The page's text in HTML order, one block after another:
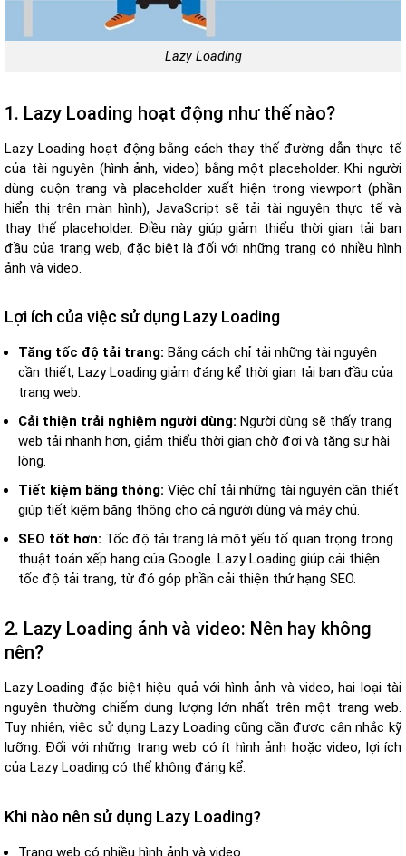
Lazy Loading
1. Lazy Loading hoạt động như thế nào?
Lazy Loading hoạt động bằng cách thay thế đường dẫn thực tế
của tài nguyên (hình ảnh, video) bằng một placeholder. Khi người
dùng cuộn trang và placeholder xuất hiện trong viewport (phần
hiển thị trên màn hình), JavaScript sẽ tải tài nguyên thực tế và
thay thế placeholder. Điều này giúp giảm thiểu thời gian tải ban
đầu của trang web, đặc biệt là đối với những trang có nhiều hình
ảnh và video.
Lợi ích của việc sử dụng Lazy Loading
Tăng tốc độ tải trang: Bằng cách chỉ tải những tài nguyên
cần thiết, Lazy Loading giảm đáng kể thời gian tải ban đầu của
trang web.
Cải thiện trải nghiệm người dùng: Người dùng sẽ thấy trang
web tải nhanh hơn, giảm thiểu thời gian chờ đợi và tăng sự hài
lòng.
Tiết kiệm băng thông: Việc chỉ tải những tài nguyên cần thiết
giúp tiết kiệm băng thông cho cả người dùng và máy chủ.
SEO tốt hơn: Tốc độ tải trang là một yếu tố quan trọng trong
thuật toán xếp hạng của Google. Lazy Loading giúp cải thiện
tốc độ tải trang, từ đó góp phần cải thiện thứ hạng SEO.
2. Lazy Loading ảnh và video: Nên hay không
nên?
Lazy Loading đặc biệt hiệu quả với hình ảnh và video, hai loại tài
nguyên thường chiếm dung lượng lớn nhất trên một trang web.
Tuy nhiên, việc sử dụng Lazy Loading cũng cần được cân nhắc kỹ
lưỡng. Đối với những trang web có ít hình ảnh hoặc video, lợi ích
của Lazy Loading có thể không đáng kể.
Khi nào nên sử dụng Lazy Loading?
Trang web có nhiều hình ảnh và video.